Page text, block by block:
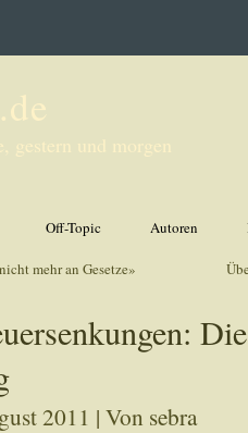
gestern und morgen
Off-Topic Autoren
mehr an Gesetze»
2011 | Von sebra